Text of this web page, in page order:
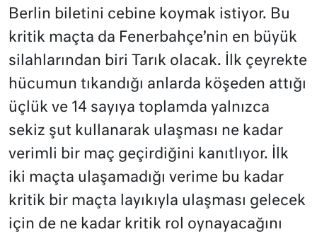
Berlin biletini cebine koymak istiyor. Bu
kritik maçta da Fenerbahçe’nin en büyük
silahlarından biri Tarık olacak. İlk çeyrekte
hücumun tıkandığı anlarda köşeden attığı
üçlük ve 14 sayıya toplamda yalnızca
sekiz şut kullanarak ulaşması ne kadar
verimli bir maç geçirdiğini kanıtlıyor. İlk
iki maçta ulaşamadığı verime bu kadar
kritik bir maçta layıkıyla ulaşması gelecek
için de ne kadar kritik rol oynayacağını